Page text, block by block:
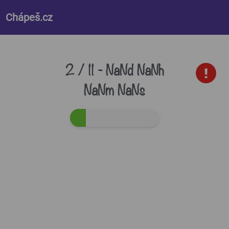
Chápeš.cz
2 / 11 -NaNd NaNh
NaNm NaNs